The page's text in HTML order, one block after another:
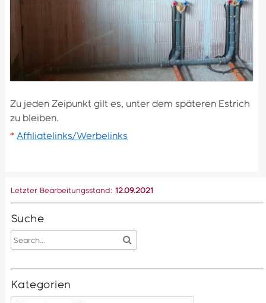
Zu jeden Zeipunkt gilt es, unter dem späteren Estrich
zu bleiben.
* Affiliatelinks/Werbelinks
Letzter Bearbeitungsstand: 12.09.2021
Suche
Kategorien